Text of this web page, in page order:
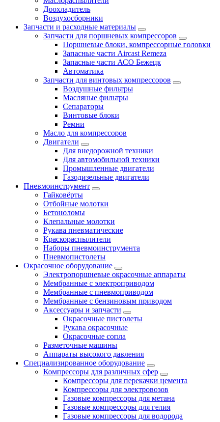
Доохладитель
Воздухосборники
Запчасти и расходные материалы
Запчасти для поршневых компрессоров
Поршневые блоки, компрессорные головки
Запасные части Aircast Remeza
Запасные части АСО Бежецк
Автоматика
Запчасти для винтовых компрессоров
Воздушные фильтры
Масляные фильтры
Сепараторы
Винтовые блоки
Ремни
Масло для компрессоров
Двигатели
Для внедорожной техники
Для автомобильной техники
Промышленные двигатели
Газодизельные двигатели
Пневмоинструмент
Гайковёрты
Отбойные молотки
Бетоноломы
Клепальные молотки
Рукава пневматические
Краскораспылители
Наборы пневмоинструмента
Пневмопистолеты
Окрасочное оборудование
Электропоршневые окрасочные аппараты
Мембранные с электроприводом
Мембранные с пневмоприводом
Мембранные с бензиновым приводом
Аксессуары и запчасти
Окрасочные пистолеты
Рукава окрасочные
Окрасочные сопла
Разметочные машины
Аппараты высокого давления
Специализированное оборудование
Компрессоры для различных сфер
Компрессоры для перекачки цемента
Компрессоры для электровозов
Газовые компрессоры для метана
Газовые компрессоры для гелия
Газовые компрессоры для водорода